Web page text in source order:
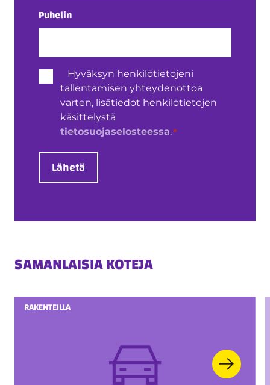
Puhelin
Henkilötietojen
käsittely*
Hyväksyn henkilötietojeni
tallentamisen yhteydenottoa
varten, lisätiedot henkilötietojen
käsittelystä
tietosuojaselosteessa.*
Lähetä
SAMANLAISIA KOTEJA
RAKENTEILLA